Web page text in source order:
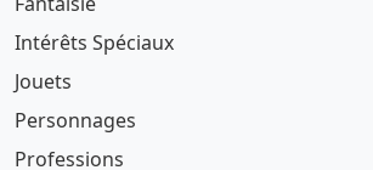
Intérêts Spéciaux
Jouets
Personnages
Professions